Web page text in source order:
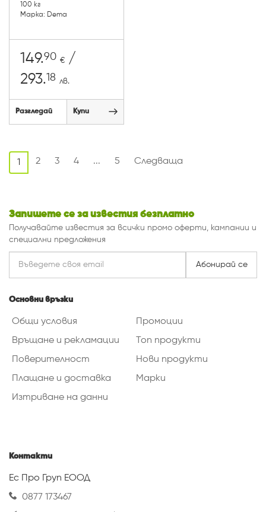
100 кг
Марка: Dema
149.90 € /
293.18 лв.
Разгледай Купи
1 2 3 4 ... 5 Следваща
Запишете се за известия безплатно
Получавайте известия за всички промо оферти, кампании и
специални предложения
Абонирай се
Основни връзки
Общи условия
Връщане и рекламации
Поверителност
Плащане и доставка
Изтриване на данни
Промоции
Топ продукти
Нови продукти
Марки
Контакти
Ес Про Груп ЕООД
0877 173467